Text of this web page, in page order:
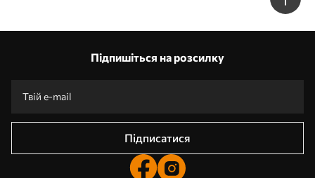
Підпишіться на розсилку
Підписатися